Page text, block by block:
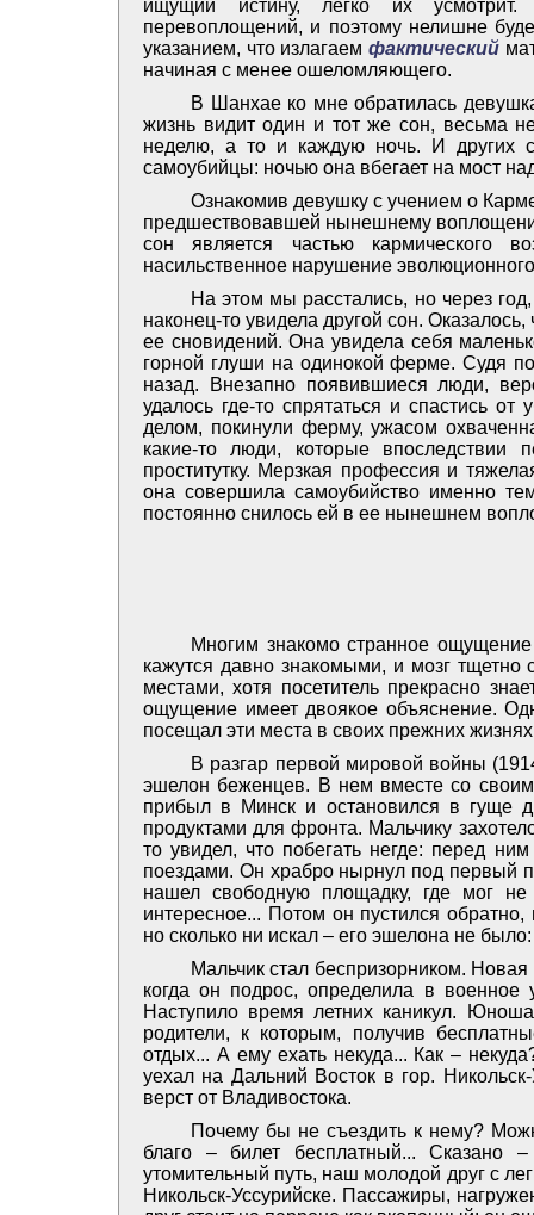
ищущий истину, легко их усмотрит.
перевоплощений, и поэтому нелишне
указанием, что излагаемфактический
начиная с менее ошеломляющего.
В Шанхае ко мне обратилась
жизнь видит один и тот же сон, весьма
неделю, а то и каждую ночь. И других
самоубийцы: ночью она вбегает на мост
Ознакомив девушку с учением о
предшествовавшей нынешнему
сон является частью кармического
насильственное нарушение
На этом мы расстались, но через
наконец-то увидела другой сон.
ее сновидений. Она увидела себя
горной глуши на одинокой ферме. Судя
назад. Внезапно появившиеся люди,
удалось где-то спрятаться и спастись
делом, покинули ферму, ужасом
какие-то люди, которые впоследствии
проститутку. Мерзкая профессия и
она совершила самоубийство именно
постоянно снилось ей в ее нынешнем
Многим знакомо странное
кажутся давно знакомыми, и мозг тщетно
местами, хотя посетитель прекрасно
ощущение имеет двоякое объяснение.
посещал эти места в своих прежних
В разгар первой мировой войны
эшелон беженцев. В нем вместе со
прибыл в Минск и остановился в гуще
продуктами для фронта. Мальчику
то увидел, что побегать негде: перед
поездами. Он храбро нырнул под первый
нашел свободную площадку, где мог не
интересное... Потом он пустился
но сколько ни искал – его эшелона не
Мальчик стал беспризорником.
когда он подрос, определила в
Наступило время летних каникул.
родители, к которым, получив
отдых... А ему ехать некуда... Как –
уехал на Дальний Восток в гор.
верст от Владивостока.
Почему бы не съездить к нему?
благо – билет бесплатный... Сказано
утомительный путь, наш молодой друг с
Никольск-Уссурийске. Пассажиры,